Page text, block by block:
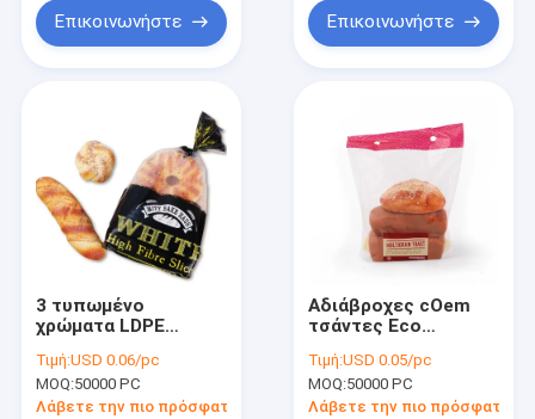
Επικοινωνήστε Επικοινωνήστε
3 τυπωμένο
χρώματα LDPE
προσαρμοσμένο
τσάντες μέγεθος
συσκευασίας ψωμιού
Τιμή:USD 0.06/pc
MOQ:50000 PC
Λάβετε την πιο πρόσφατη τιμή
Αδιάβροχες cOem
τσάντες Eco
ODM πλαστικές
φιλικό
Τιμή:USD 0.05/pc
MOQ:50000 PC
Λάβετε την πιο πρόσφατη